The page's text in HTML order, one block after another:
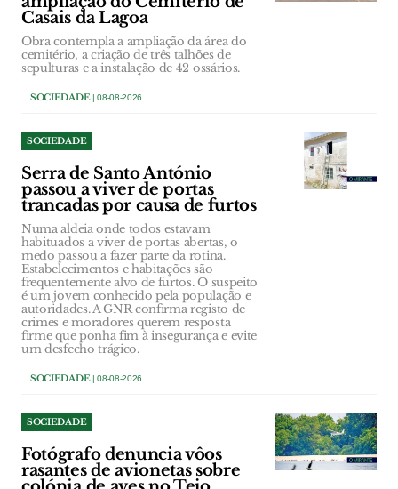
Casais da Lagoa
Obra contempla a ampliação da área do
cemitério, a criação de três talhões de
sepulturas e a instalação de 42 ossários.
SOCIEDADE| 08-08-2026
SOCIEDADE
Serra de Santo António
passou a viver de portas
trancadas por causa de furtos
Numa aldeia onde todos estavam
habituados a viver de portas abertas, o
medo passou a fazer parte da rotina.
Estabelecimentos e habitações são
frequentemente alvo de furtos. O suspeito
é um jovem conhecido pela população e
autoridades. A GNR confirma registo de
crimes e moradores querem resposta
firme que ponha fim à insegurança e evite
um desfecho trágico.
SOCIEDADE| 08-08-2026
SOCIEDADE
Fotógrafo denuncia vôos
rasantes de avionetas sobre